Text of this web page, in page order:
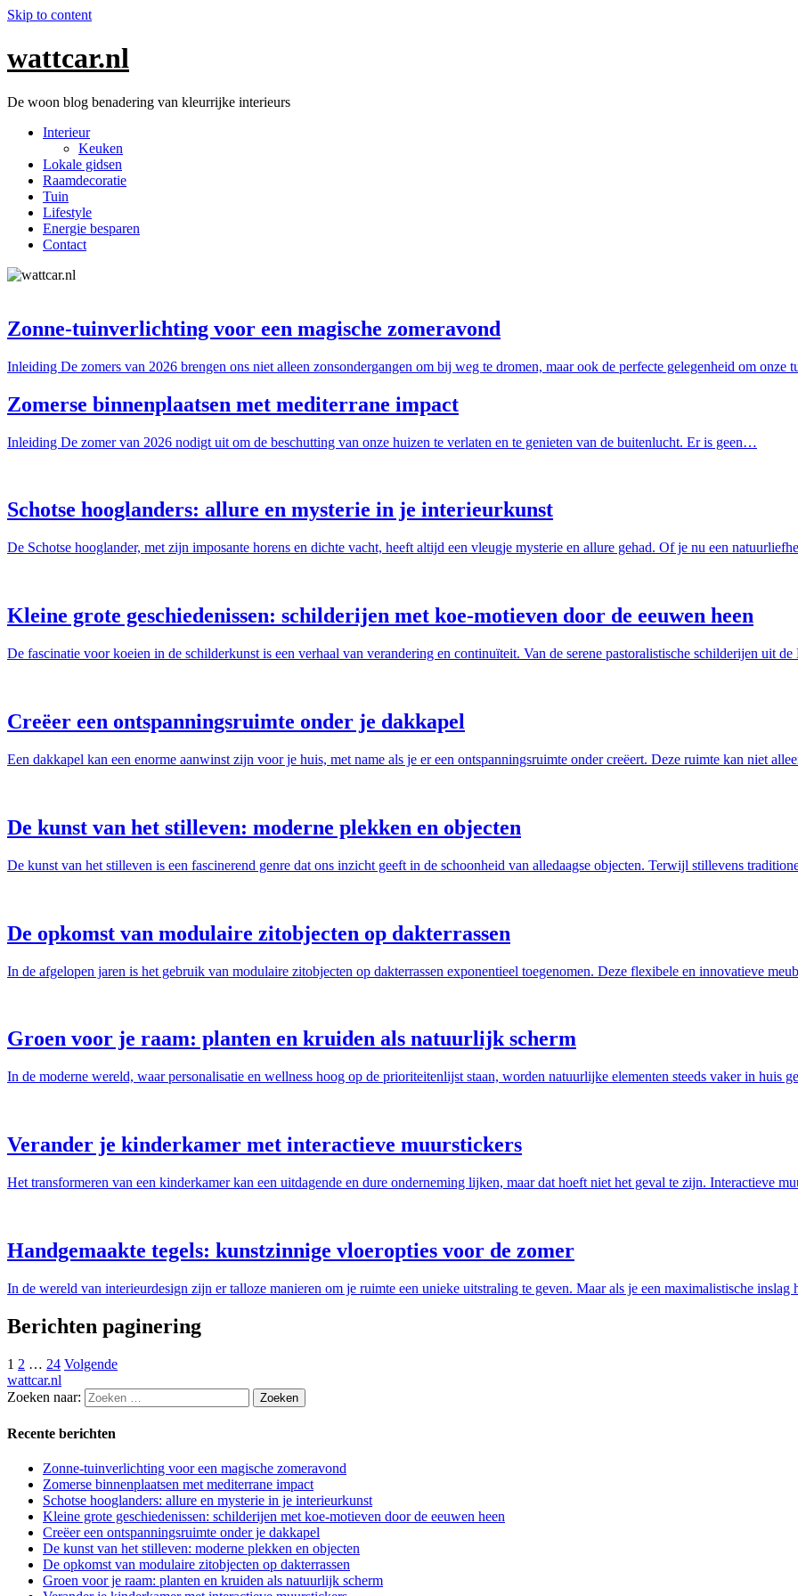
Skip to content
wattcar.nl
De woon blog benadering van kleurrijke interieurs
Interieur
Keuken
Lokale gidsen
Raamdecoratie
Tuin
Lifestyle
Energie besparen
Contact
Zonne-tuinverlichting voor een magische zomeravond
Inleiding De zomers van 2026 brengen ons niet alleen zonsondergangen om bij weg te dromen, maar ook de perfecte gelegenheid om onze
Zomerse binnenplaatsen met mediterrane impact
Inleiding De zomer van 2026 nodigt uit om de beschutting van onze huizen te verlaten en te genieten van de buitenlucht. Er is geen…
Schotse hooglanders: allure en mysterie in je interieurkunst
De Schotse hooglander, met zijn imposante horens en dichte vacht, heeft altijd een vleugje mysterie en allure gehad. Of je nu een
Kleine grote geschiedenissen: schilderijen met koe-motieven door de eeuwen heen
De fascinatie voor koeien in de schilderkunst is een verhaal van verandering en continuïteit. Van de serene pastoralistische schilderijen uit
Creëer een ontspanningsruimte onder je dakkapel
Een dakkapel kan een enorme aanwinst zijn voor je huis, met name als je er een ontspanningsruimte onder creëert. Deze ruimte kan niet
De kunst van het stilleven: moderne plekken en objecten
De kunst van het stilleven is een fascinerend genre dat ons inzicht geeft in de schoonheid van alledaagse objecten. Terwijl stillevens
De opkomst van modulaire zitobjecten op dakterrassen
In de afgelopen jaren is het gebruik van modulaire zitobjecten op dakterrassen exponentieel toegenomen. Deze flexibele en innovatieve
Groen voor je raam: planten en kruiden als natuurlijk scherm
In de moderne wereld, waar personalisatie en wellness hoog op de prioriteitenlijst staan, worden natuurlijke elementen steeds vaker in huis
Verander je kinderkamer met interactieve muurstickers
Het transformeren van een kinderkamer kan een uitdagende en dure onderneming lijken, maar dat hoeft niet het geval te zijn. Interactieve
Handgemaakte tegels: kunstzinnige vloeropties voor de zomer
In de wereld van interieurdesign zijn er talloze manieren om je ruimte een unieke uitstraling te geven. Maar als je een maximalistische
Berichten paginering
1 2 … 24 Volgende
wattcar.nl
Zoeken naar:
Recente berichten
Zonne-tuinverlichting voor een magische zomeravond
Zomerse binnenplaatsen met mediterrane impact
Schotse hooglanders: allure en mysterie in je interieurkunst
Kleine grote geschiedenissen: schilderijen met koe-motieven door de eeuwen heen
Creëer een ontspanningsruimte onder je dakkapel
De kunst van het stilleven: moderne plekken en objecten
De opkomst van modulaire zitobjecten op dakterrassen
Groen voor je raam: planten en kruiden als natuurlijk scherm